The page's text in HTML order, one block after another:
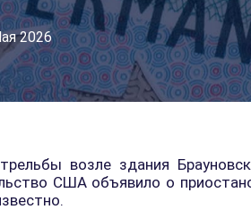
2026
возле здания
США объявило о